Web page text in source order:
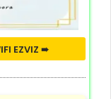
EZVIZ ➠